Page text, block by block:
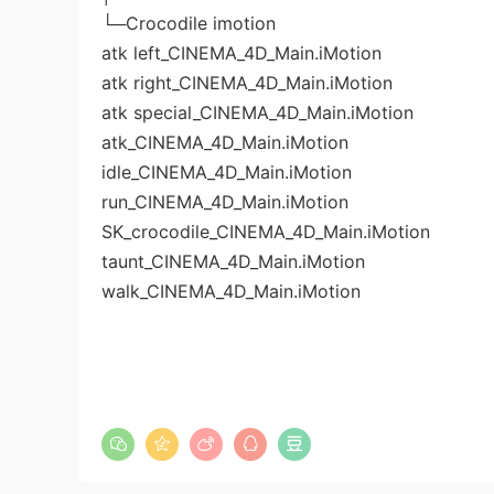
└─Crocodile imotion
atk left_CINEMA_4D_Main.iMotion
atk right_CINEMA_4D_Main.iMotion
atk special_CINEMA_4D_Main.iMotion
atk_CINEMA_4D_Main.iMotion
idle_CINEMA_4D_Main.iMotion
run_CINEMA_4D_Main.iMotion
SK_crocodile_CINEMA_4D_Main.iMotion
taunt_CINEMA_4D_Main.iMotion
walk_CINEMA_4D_Main.iMotion